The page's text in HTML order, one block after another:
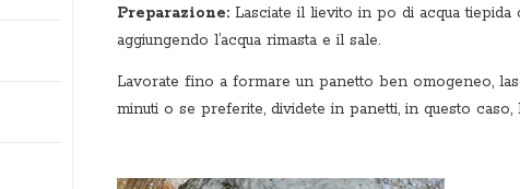
Preparazione: Lasciate il lievito in po di acqua
aggiungendo l’acqua rimasta e il sale.
Lavorate fino a formare un panetto ben omogeneo,
minuti o se preferite, dividete in panetti, in questo